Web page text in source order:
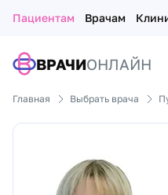
Пациентам Врачам
ВРАЧИОНЛАЙН
Главная Выбрать врача